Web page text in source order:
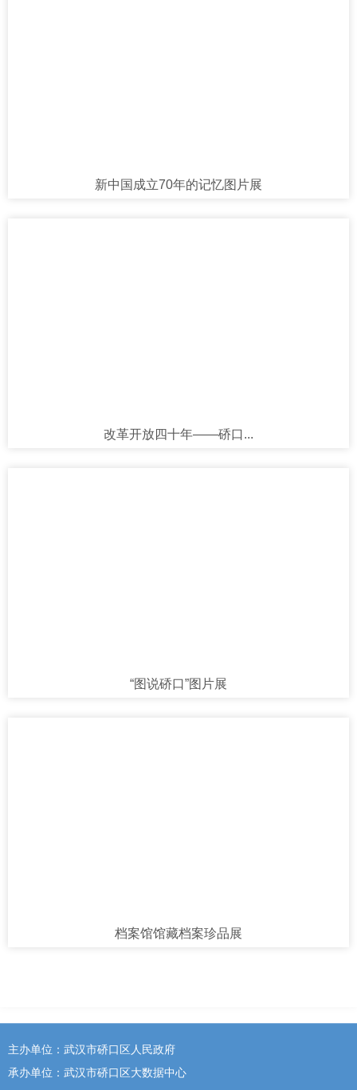
新中国成立70年的记忆图片展
改革开放四十年——硚口...
“图说硚口”图片展
档案馆馆藏档案珍品展
主办单位：武汉市硚口区人民政府
承办单位：武汉市硚口区大数据中心